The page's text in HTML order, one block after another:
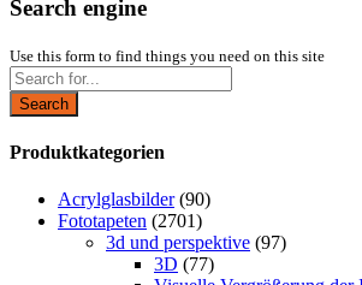
Search engine
Use this form to find things you need on this site
Search
Produktkategorien
Acrylglasbilder (90)
Fototapeten (2701)
3d und perspektive (97)
3D (77)